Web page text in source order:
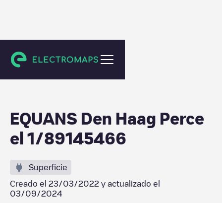
Den Haag
EQUANS Den Haag Perce
el 1/89145466
Superficie
Creado el 23/03/2022 y actualizado el
03/09/2024